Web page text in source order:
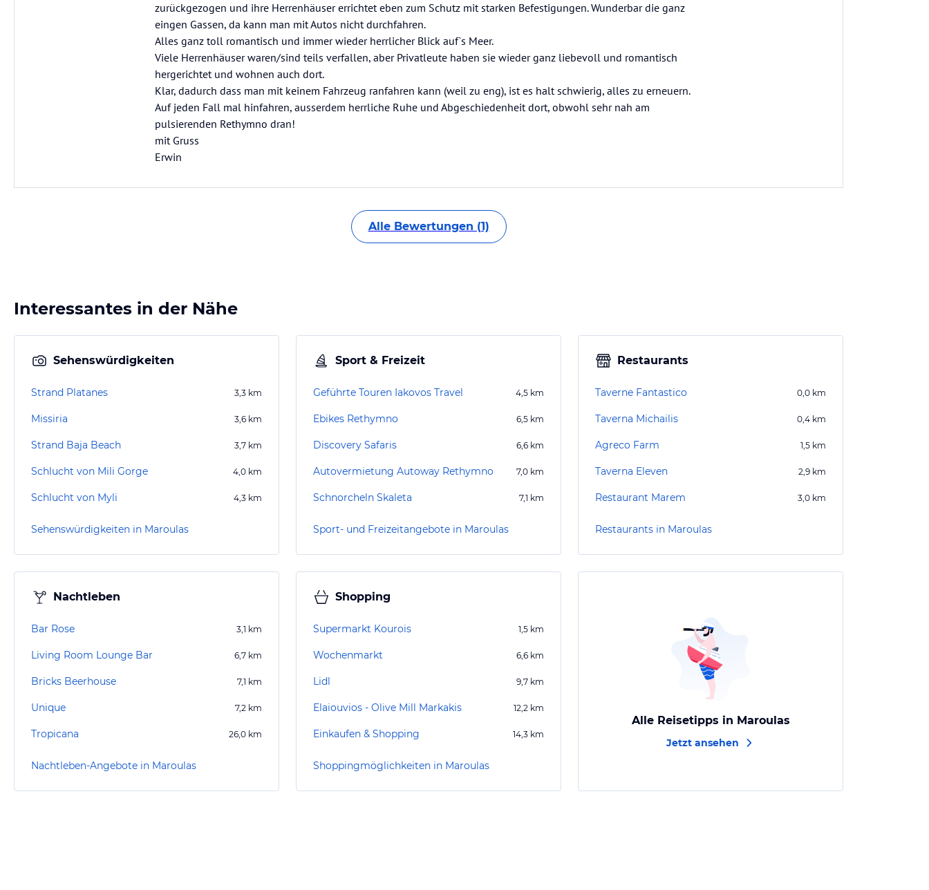
zurückgezogen und ihre Herrenhäuser errichtet eben zum Schutz mit starken Befestigungen. Wunderbar die ganz
eingen Gassen, da kann man mit Autos nicht durchfahren.
Alles ganz toll romantisch und immer wieder herrlicher Blick auf`s Meer.
Viele Herrenhäuser waren/sind teils verfallen, aber Privatleute haben sie wieder ganz liebevoll und romantisch
hergerichtet und wohnen auch dort.
Klar, dadurch dass man mit keinem Fahrzeug ranfahren kann (weil zu eng), ist es halt schwierig, alles zu erneuern.
Auf jeden Fall mal hinfahren, ausserdem herrliche Ruhe und Abgeschiedenheit dort, obwohl sehr nah am
pulsierenden Rethymno dran!
mit Gruss
Erwin
Alle Bewertungen (1)
Interessantes in der Nähe
Sehenswürdigkeiten
Strand Platanes 3,3 km
Missiria 3,6 km
Strand Baja Beach 3,7 km
Schlucht von Mili Gorge 4,0 km
Schlucht von Myli 4,3 km
Sehenswürdigkeiten in Maroulas
Sport & Freizeit
Geführte Touren Iakovos Travel 4,5 km
Ebikes Rethymno 6,5 km
Discovery Safaris 6,6 km
Autovermietung Autoway Rethymno 7,0 km
Schnorcheln Skaleta 7,1 km
Sport- und Freizeitangebote in Maroulas
Restaurants
Taverne Fantastico 0,0 km
Taverna Michailis 0,4 km
Agreco Farm 1,5 km
Taverna Eleven 2,9 km
Restaurant Marem 3,0 km
Restaurants in Maroulas
Nachtleben
Bar Rose 3,1 km
Living Room Lounge Bar 6,7 km
Bricks Beerhouse 7,1 km
Unique 7,2 km
Tropicana 26,0 km
Nachtleben-Angebote in Maroulas
Shopping
Supermarkt Kourois 1,5 km
Wochenmarkt 6,6 km
Lidl 9,7 km
Elaiouvios - Olive Mill Markakis 12,2 km
Einkaufen & Shopping 14,3 km
Shoppingmöglichkeiten in Maroulas
Alle Reisetipps in Maroulas
Jetzt ansehen